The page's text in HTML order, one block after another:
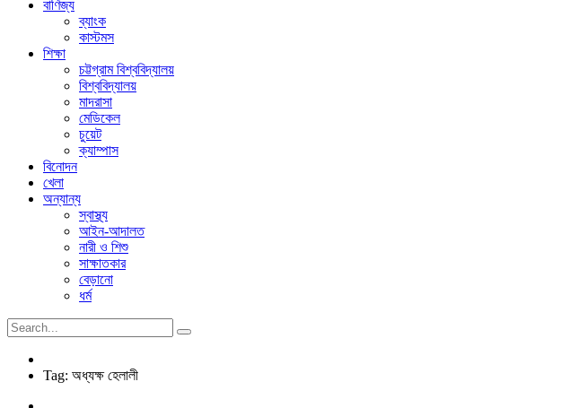
বাণিজ্য
ব্যাংক
কাস্টমস
শিক্ষা
চট্টগ্রাম বিশ্ববিদ্যালয়
বিশ্ববিদ্যালয়
মাদরাসা
মেডিকেল
চুয়েট
ক্যাম্পাস
বিনোদন
খেলা
অন্যান্য
স্বাস্থ্য
আইন-আদালত
নারী ও শিশু
সাক্ষাতকার
বেড়ানো
ধর্ম
Tag: অধ্যক্ষ হেলালী